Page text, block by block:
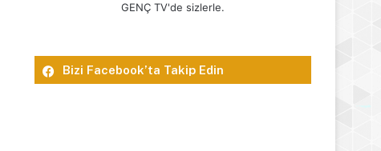
GENÇ TV'de sizlerle.
Bizi Facebook’ta Takip Edin